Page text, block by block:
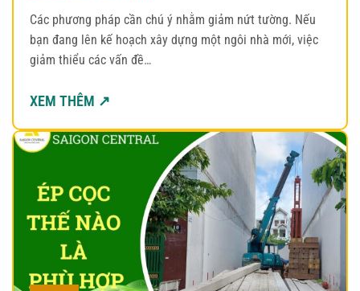
Các phương pháp cần chú ý nhằm giảm nứt tường. Nếu
bạn đang lên kế hoạch xây dựng một ngôi nhà mới, việc
giảm thiểu các vấn đề…
XEM THÊM ↗